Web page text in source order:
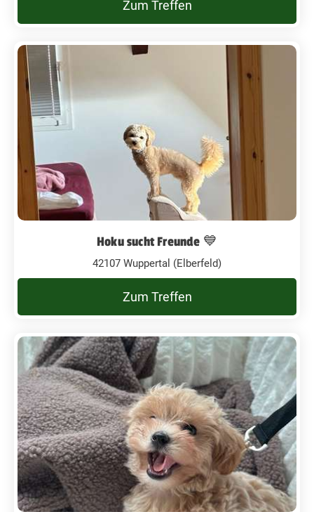
Zum Treffen
Hoku sucht Freunde 💙
42107 Wuppertal (Elberfeld)
Zum Treffen